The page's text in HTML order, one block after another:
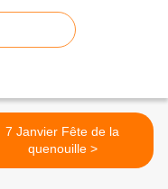
7 Janvier Fête de la
quenouille >